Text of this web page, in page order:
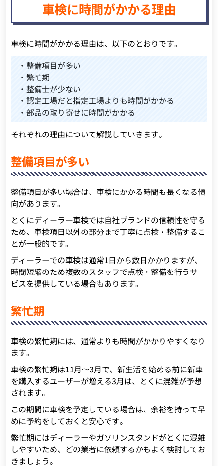
車検に時間がかかる理由
車検に時間がかかる理由は、以下のとおりです。
・整備項目が多い
・繁忙期
・整備士が少ない
・認定工場だと指定工場よりも時間がかかる
・部品の取り寄せに時間がかかる
それぞれの理由について解説していきます。
整備項目が多い
整備項目が多い場合は、車検にかかる時間も長くなる傾
向があります。
とくにディーラー車検では自社ブランドの信頼性を守る
ため、車検項目以外の部分まで丁寧に点検・整備するこ
とが一般的です。
ディーラーでの車検は通常1日から数日かかりますが、
時間短縮のため複数のスタッフで点検・整備を行うサー
ビスを提供している場合もあります。
繁忙期
車検の繁忙期には、通常よりも時間がかかりやすくなり
ます。
車検の繁忙期は11月～3月で、新生活を始める前に新車
を購入するユーザーが増える3月は、とくに混雑が予想
されます。
この期間に車検を予定している場合は、余裕を持って早
めに予約をしておくと安心です。
繁忙期にはディーラーやガソリンスタンドがとくに混雑
しやすいため、どの業者に依頼するかもよく検討してお
きましょう。